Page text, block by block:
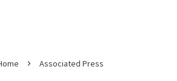
Associated Press